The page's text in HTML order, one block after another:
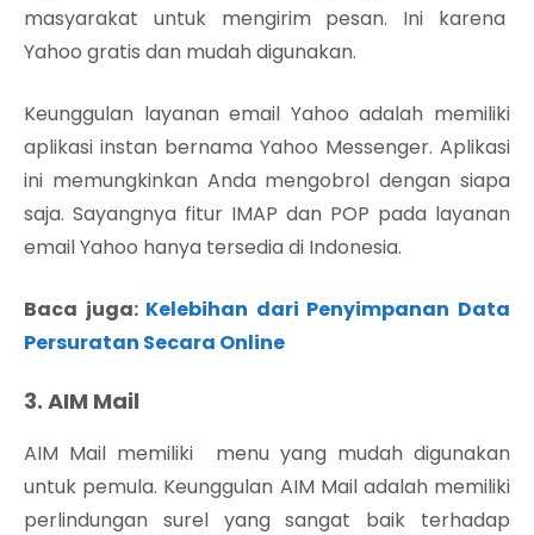
masyarakat untuk mengirim pesan. Ini karena
Yahoo gratis dan mudah digunakan.
Keunggulan layanan email Yahoo adalah memiliki
aplikasi instan bernama Yahoo Messenger. Aplikasi
ini memungkinkan Anda mengobrol dengan siapa
saja. Sayangnya fitur IMAP dan POP pada layanan
email Yahoo hanya tersedia di Indonesia.
Baca juga: Kelebihan dari Penyimpanan Data
Persuratan Secara Online
3. AIM Mail
AIM Mail memiliki menu yang mudah digunakan
untuk pemula. Keunggulan AIM Mail adalah memiliki
perlindungan surel yang sangat baik terhadap